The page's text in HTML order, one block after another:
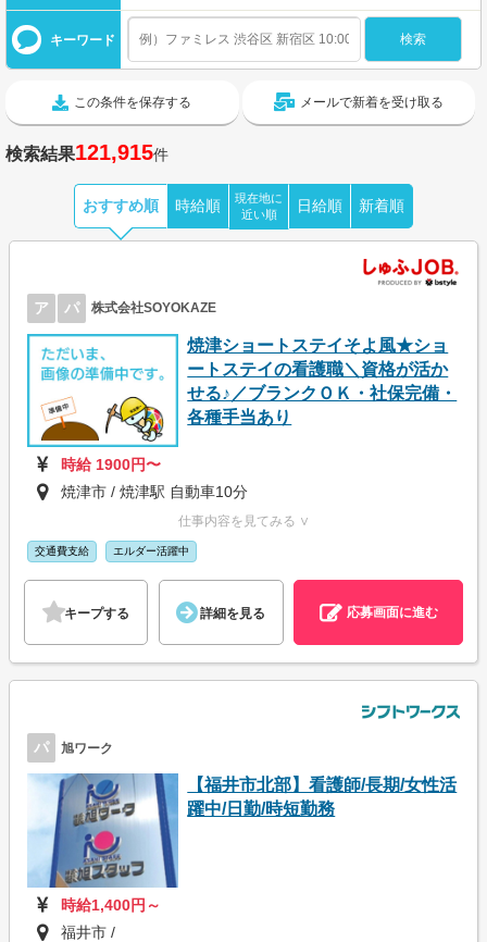
キーワード
この条件を保存する メールで新着を受け取る
検索結果121,915件
おすすめ順 時給順
現在地に
近い順
日給順 新着順
ア パ 株式会社SOYOKAZE
焼津ショートステイそよ風★ショ
ートステイの看護職＼資格が活か
せる♪／ブランクＯＫ・社保完備・
各種手当あり
時給 1900円〜
焼津市 / 焼津駅 自動車10分
仕事内容を見てみる ∨
交通費支給 エルダー活躍中
キープする 詳細を見る 応募画面に進む
パ 旭ワーク
【福井市北部】看護師/長期/女性活
躍中/日勤/時短勤務
時給1,400円～
福井市 /